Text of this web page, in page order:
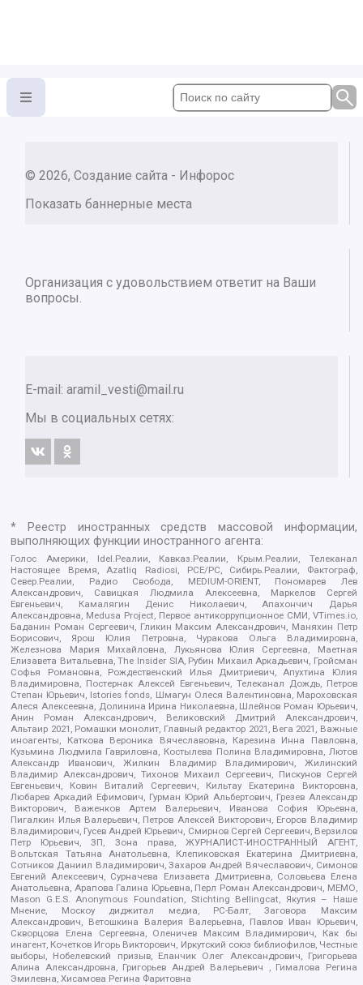
© 2026, Создание сайта - Инфорос
Показать баннерные места
Организация с удовольствием ответит на Ваши
вопросы.
E-mail: aramil_vesti@mail.ru
Мы в социальных сетях:
* Реестр иностранных средств массовой информации,
выполняющих функции иностранного агента:
Голос Америки, Idel.Реалии, Кавказ.Реалии, Крым.Реалии, Телеканал
Настоящее Время, Azatliq Radiosi, PCE/PC, Сибирь.Реалии, Фактограф,
Север.Реалии, Радио Свобода, MEDIUM-ORIENT, Пономарев Лев
Александрович, Савицкая Людмила Алексеевна, Маркелов Сергей
Евгеньевич, Камалягин Денис Николаевич, Апахончич Дарья
Александровна, Medusa Project, Первое антикоррупционное СМИ, VTimes.io,
Баданин Роман Сергеевич, Гликин Максим Александрович, Маняхин Петр
Борисович, Ярош Юлия Петровна, Чуракова Ольга Владимировна,
Железнова Мария Михайловна, Лукьянова Юлия Сергеевна, Маетная
Елизавета Витальевна, The Insider SIA, Рубин Михаил Аркадьевич, Гройсман
Софья Романовна, Рождественский Илья Дмитриевич, Апухтина Юлия
Владимировна, Постернак Алексей Евгеньевич, Телеканал Дождь, Петров
Степан Юрьевич, Istories fonds, Шмагун Олеся Валентиновна, Мароховская
Алеся Алексеевна, Долинина Ирина Николаевна, Шлейнов Роман Юрьевич,
Анин Роман Александрович, Великовский Дмитрий Александрович,
Альтаир 2021, Ромашки монолит, Главный редактор 2021, Вега 2021, Важные
иноагенты, Каткова Вероника Вячеславовна, Карезина Инна Павловна,
Кузьмина Людмила Гавриловна, Костылева Полина Владимировна, Лютов
Александр Иванович, Жилкин Владимир Владимирович, Жилинский
Владимир Александрович, Тихонов Михаил Сергеевич, Пискунов Сергей
Евгеньевич, Ковин Виталий Сергеевич, Кильтау Екатерина Викторовна,
Любарев Аркадий Ефимович, Гурман Юрий Альбертович, Грезев Александр
Викторович, Важенков Артем Валерьевич, Иванова София Юрьевна,
Пигалкин Илья Валерьевич, Петров Алексей Викторович, Егоров Владимир
Владимирович, Гусев Андрей Юрьевич, Смирнов Сергей Сергеевич, Верзилов
Петр Юрьевич, ЗП, Зона права, ЖУРНАЛИСТ-ИНОСТРАННЫЙ АГЕНТ,
Вольтская Татьяна Анатольевна, Клепиковская Екатерина Дмитриевна,
Сотников Даниил Владимирович, Захаров Андрей Вячеславович, Симонов
Евгений Алексеевич, Сурначева Елизавета Дмитриевна, Соловьева Елена
Анатольевна, Арапова Галина Юрьевна, Перл Роман Александрович, МЕМО,
Mason G.E.S. Anonymous Foundation, Stichting Bellingcat, Якутия – Наше
Мнение, Москоу диджитал медиа, РС-Балт, Заговора Максим
Александрович, Ветошкина Валерия Валерьевна, Павлов Иван Юрьевич,
Скворцова Елена Сергеевна, Оленичев Максим Владимирович, Как бы
инагент, Кочетков Игорь Викторович, Иркутский союз библиофилов, Честные
выборы, Нобелевский призыв, Еланчик Олег Александрович, Григорьева
Алина Александровна, Григорьев Андрей Валерьевич , Гималова Регина
Эмилевна, Хисамова Регина Фаритовна